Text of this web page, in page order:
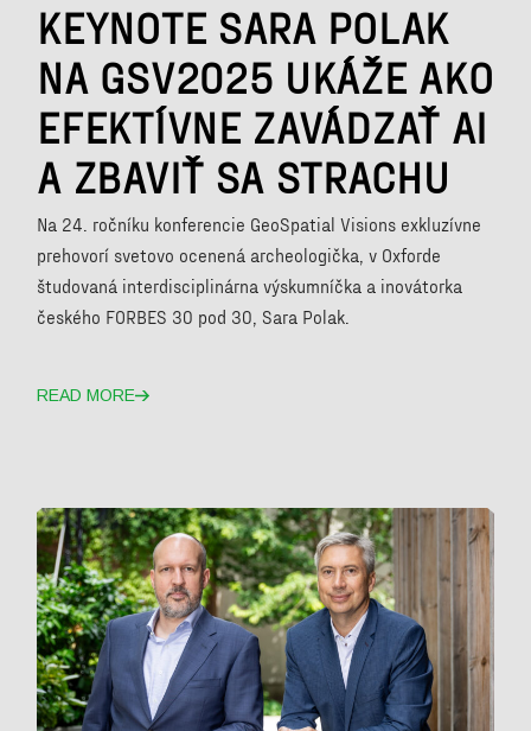
KEYNOTE SARA POLAK
NA GSV2025 UKÁŽE AKO
EFEKTÍVNE ZAVÁDZAŤ AI
A ZBAVIŤ SA STRACHU
Na 24. ročníku konferencie GeoSpatial Visions exkluzívne
prehovorí svetovo ocenená archeologička, v Oxforde
študovaná interdisciplinárna výskumníčka a inovátorka
českého FORBES 30 pod 30, Sara Polak.
READ MORE